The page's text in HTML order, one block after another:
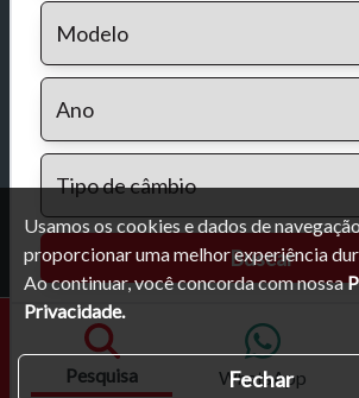
Usamos os cookies e dados de
proporcionar uma melhor experiência
Ao continuar, você concorda com nossa
Privacidade.
Fechar
Buscar
Pesquisa WhatsApp
Mídias sociais
Rua Dona Luísa de Gusmão, 495 -
Campinas-SP
Institucional:
Política de Privacidade